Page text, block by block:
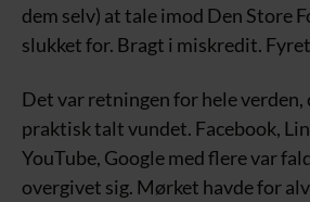
dem selv) at tale imod Den Store
slukket for. Bragt i miskredit.
Det var retningen for hele verden,
praktisk talt vundet. Facebook,
YouTube, Google med flere var
overgivet sig. Mørket havde for